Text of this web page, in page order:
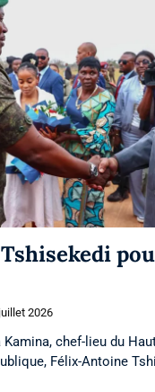
Tshisekedi
2026
chef-lieu du
Félix-Antoine